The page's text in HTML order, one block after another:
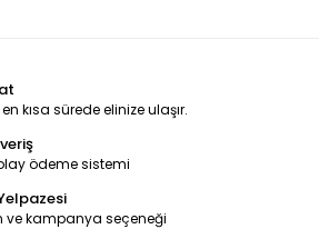
kısa sürede elinize ulaşır.
ödeme sistemi
ve kampanya seçeneği